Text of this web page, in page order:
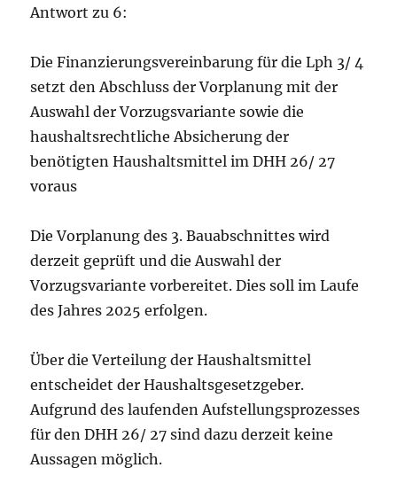
Antwort zu 6:
Die Finanzierungsvereinbarung für die Lph 3/ 4
setzt den Abschluss der Vorplanung mit der
Auswahl der Vorzugsvariante sowie die
haushaltsrechtliche Absicherung der
benötigten Haushaltsmittel im DHH 26/ 27
voraus
Die Vorplanung des 3. Bauabschnittes wird
derzeit geprüft und die Auswahl der
Vorzugsvariante vorbereitet. Dies soll im Laufe
des Jahres 2025 erfolgen.
Über die Verteilung der Haushaltsmittel
entscheidet der Haushaltsgesetzgeber.
Aufgrund des laufenden Aufstellungsprozesses
für den DHH 26/ 27 sind dazu derzeit keine
Aussagen möglich.